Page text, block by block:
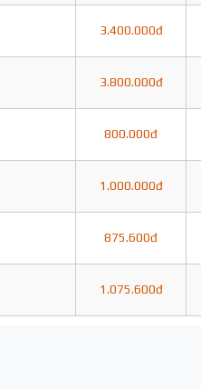
3.400.000đ
3.800.000đ
800.000đ
1.000.000đ
875.600đ
1.075.600đ